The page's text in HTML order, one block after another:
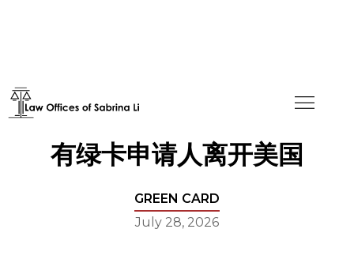
不，美国移民局并未要求所
有绿卡申请人离开美国
GREEN CARD
July 28, 2026